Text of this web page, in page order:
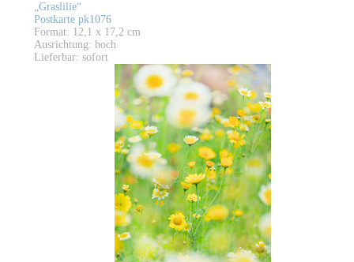
„Graslilie“
Postkarte pk1076
Format: 12,1 x 17,2 cm
Ausrichtung: hoch
Lieferbar: sofort